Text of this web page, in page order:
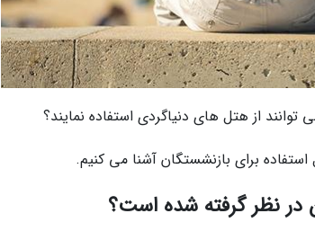
توانند از هتل های دنیاگردی استفاده نمایند؟
برای بازنشستگان آشنا می کنیم.
در نظر گرفته شده است؟